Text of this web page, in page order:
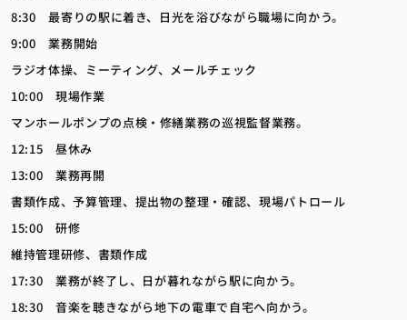
8:30 最寄りの駅に着き、日光を浴びながら職場に向かう。
9:00 業務開始
ラジオ体操、ミーティング、メールチェック
10:00 現場作業
マンホールポンプの点検・修繕業務の巡視監督業務。
12:15 昼休み
13:00 業務再開
書類作成、予算管理、提出物の整理・確認、現場パトロール
15:00 研修
維持管理研修、書類作成
17:30 業務が終了し、日が暮れながら駅に向かう。
18:30 音楽を聴きながら地下の電車で自宅へ向かう。